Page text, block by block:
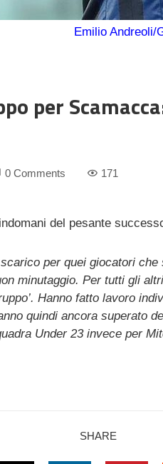
Emilio Andreoli/
per
0 Comments 171
del pesante
per quei giocatori
minutaggio. Per tutti gli
Hanno fatto lavoro
quindi ancora superato
Under 23 invece per
SHARE